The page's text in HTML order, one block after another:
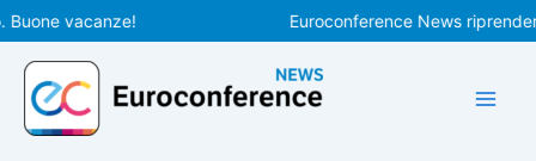
Vai
al
contenuto
vacanze! Euroconference News